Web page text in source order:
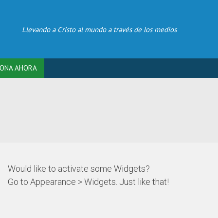
Llevando a Cristo al mundo a través de los medios
AHORA
Would like to activate some Widgets?
Go to Appearance > Widgets. Just like that!